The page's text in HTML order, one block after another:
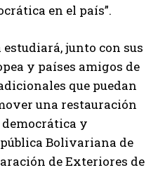
en el país”.
estudiará, junto con sus
y países amigos de
que puedan
una restauración
y
Bolivariana de
de Exteriores de